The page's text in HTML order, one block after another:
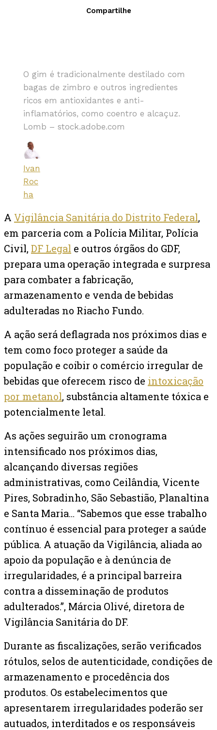
Compartilhe
O gim é tradicionalmente destilado com
bagas de zimbro e outros ingredientes
ricos em antioxidantes e anti-
inflamatórios, como coentro e alcaçuz.
Lomb – stock.adobe.com
Ivan
Roc
ha
A Vigilância Sanitária do Distrito Federal,
em parceria com a Polícia Militar, Polícia
Civil, DF Legal e outros órgãos do GDF,
prepara uma operação integrada e surpresa
para combater a fabricação,
armazenamento e venda de bebidas
adulteradas no Riacho Fundo.
A ação será deflagrada nos próximos dias e
tem como foco proteger a saúde da
população e coibir o comércio irregular de
bebidas que oferecem risco de intoxicação
por metanol, substância altamente tóxica e
potencialmente letal.
As ações seguirão um cronograma
intensificado nos próximos dias,
alcançando diversas regiões
administrativas, como Ceilândia, Vicente
Pires, Sobradinho, São Sebastião, Planaltina
e Santa Maria… “Sabemos que esse trabalho
contínuo é essencial para proteger a saúde
pública. A atuação da Vigilância, aliada ao
apoio da população e à denúncia de
irregularidades, é a principal barreira
contra a disseminação de produtos
adulterados.”, Márcia Olivé, diretora de
Vigilância Sanitária do DF.
Durante as fiscalizações, serão verificados
rótulos, selos de autenticidade, condições de
armazenamento e procedência dos
produtos. Os estabelecimentos que
apresentarem irregularidades poderão ser
autuados, interditados e os responsáveis